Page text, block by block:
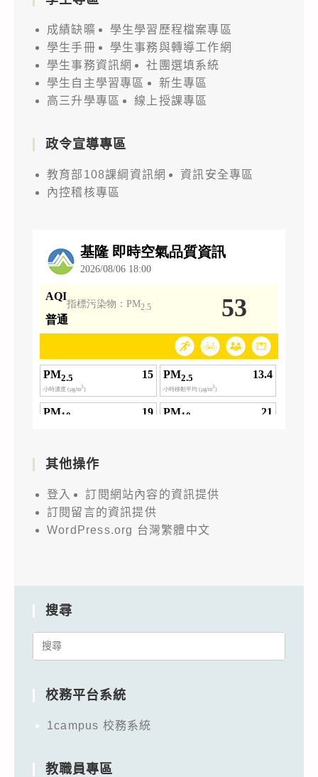
成績缺曠
學生學習歷程檔案專區
學生手冊
學生事務與轉導工作網
學生事務資訊網
社團選填系統
學生自主學習專區
新生專區
高三升學專區
線上授課專區
政令宣導專區
教育部108課綱資訊網
資訊安全專區
內控稽核專區
其他操作
登入
訂閱網站內容的資訊提供
訂閱留言的資訊提供
WordPress.org 台灣繁體中文
搜尋
Search
校務平台系統
1campus 校務系統
教職員專區